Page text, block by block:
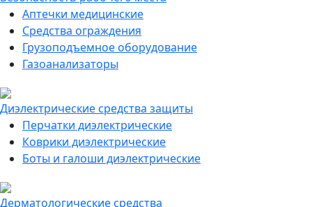
Аптечки медицинские
Средства ограждения
Грузоподъемное оборудование
Газоанализаторы
Диэлектрические средства защиты
Перчатки диэлектрические
Коврики диэлектрические
Боты и галоши диэлектрические
Дерматологические средства